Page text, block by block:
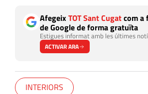
AfegeixTOT Sant Cugatcom a
de Google de forma gratuïta
Estigues informat amb les últimes
ACTIVAR ARA
INTERIORS